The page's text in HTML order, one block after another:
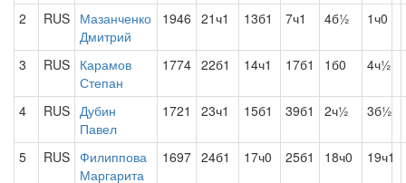
2 RUS Мазанченко
Дмитрий
1946 21ч1 13б1 7ч1 4б½ 1ч0
3 RUS Карамов
Степан
1774 22б1 14ч1 17б1 1б0 4ч½
4 RUS Дубин
Павел
1721 23ч1 15б1 39б1 2ч½ 3б½
5 RUS Филиппова
Маргарита
1697 24б1 17ч0 25б1 18ч0 19ч1